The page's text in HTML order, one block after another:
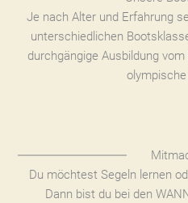
Je nach Alter und Erfahrung
unterschiedlichen
durchgängige Ausbildung
Du möchtest Segeln lernen
Dann bist du bei den